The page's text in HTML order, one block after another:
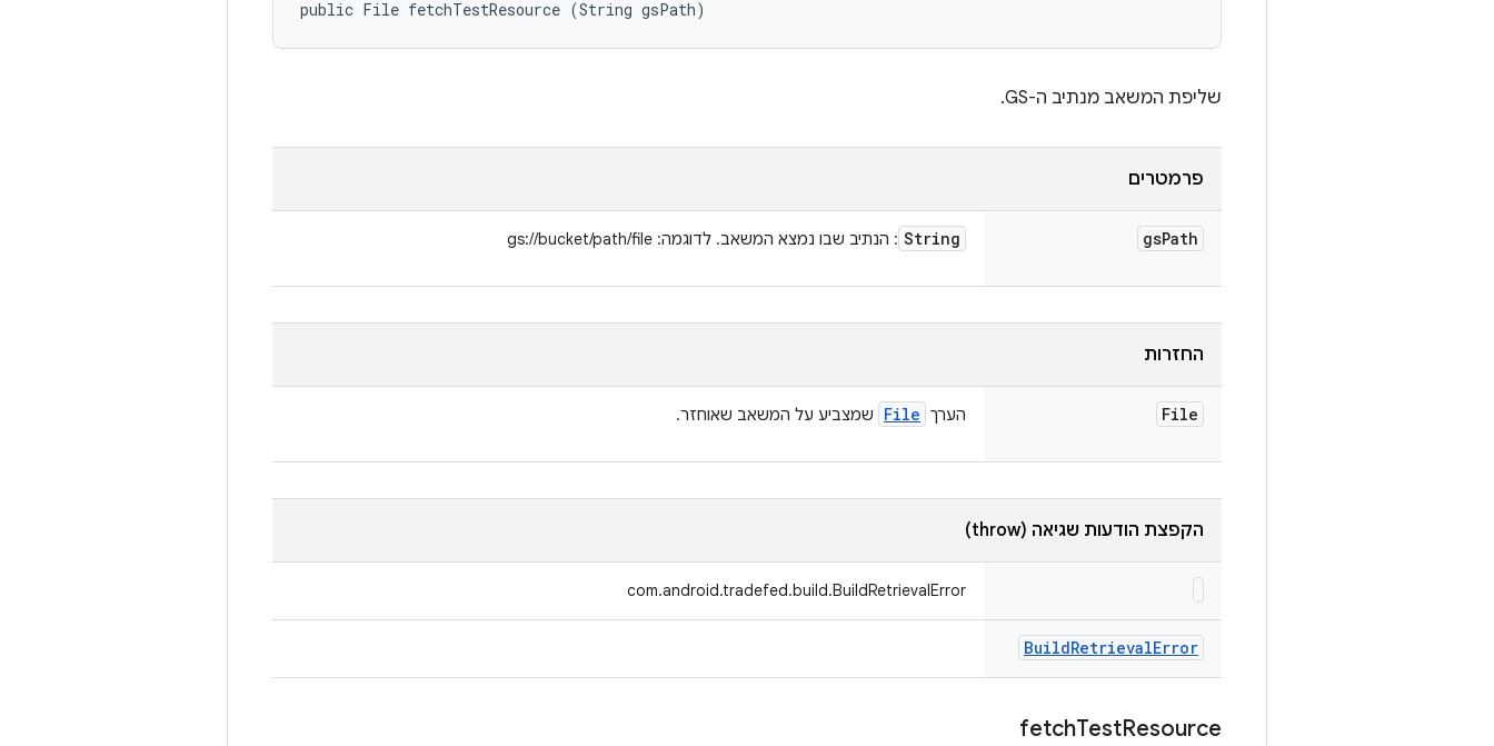
public File fetchTestResource (String gsPath)
שליפת המשאב מנתיב ה-GS.
פרמטרים
gsPath
String : הנתיב שבו נמצא המשאב. לדוגמה: gs://bucket/path/file
החזרות
File הערך File שמצביע על המשאב שאוחזר.
הקפצת הודעות שגיאה (throw)
com.android.tradefed.build.BuildRetrievalError
BuildRetrievalError
fetchTestResource